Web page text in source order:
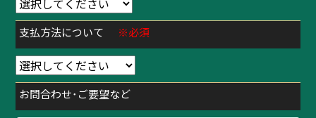
支払方法について ※必須
お問合わせ･ご要望など